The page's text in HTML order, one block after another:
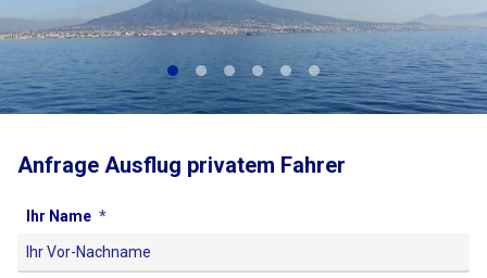
Anfrage Ausflug privatem Fahrer
Ihr Name